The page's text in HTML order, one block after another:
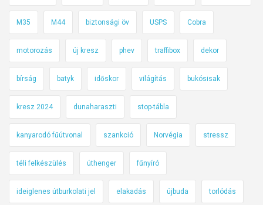
M35 M44 biztonsági öv USPS Cobra
motorozás új kresz phev traffibox dekor
bírság batyk időskor világítás bukósisak
kresz 2024 dunaharaszti stop-tábla
kanyarodó fűútvonal szankció Norvégia stressz
téli felkészülés úthenger fűnyíró
ideiglenes útburkolati jel elakadás újbuda torlódás